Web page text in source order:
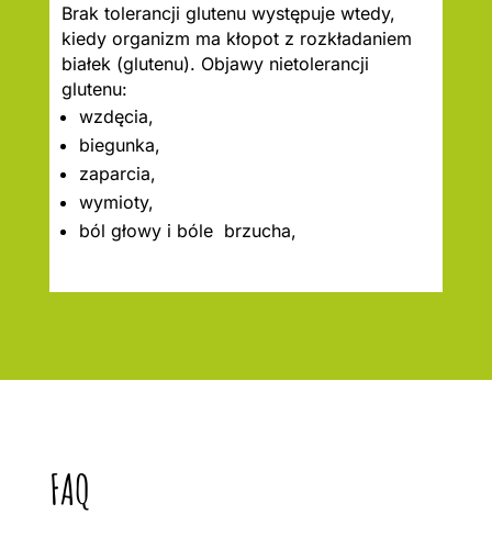
Brak tolerancji glutenu występuje wtedy,
kiedy organizm ma kłopot z rozkładaniem
białek (glutenu). Objawy nietolerancji
glutenu:
wzdęcia,
biegunka,
zaparcia,
wymioty,
ból głowy i bóle brzucha,
FAQ